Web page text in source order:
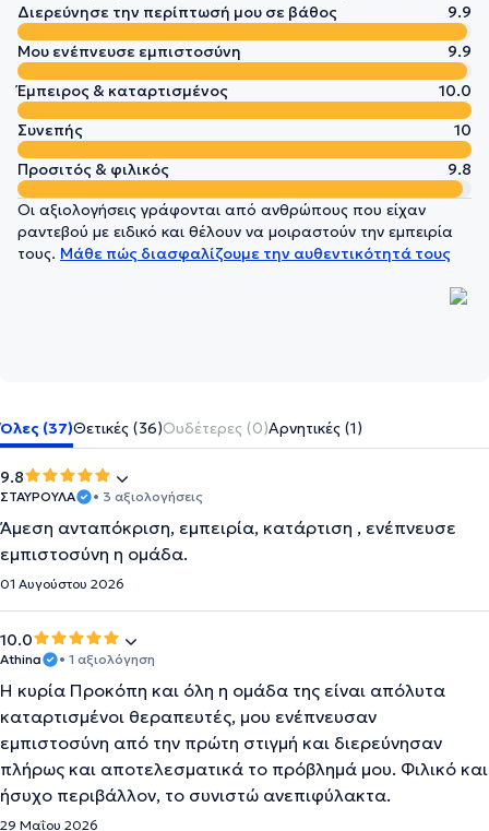
Διερεύνησε την περίπτωσή μου σε βάθος
9.9
Μου ενέπνευσε εμπιστοσύνη
9.9
Έμπειρος & καταρτισμένος
10.0
Συνεπής
10
Προσιτός & φιλικός
9.8
Οι αξιολογήσεις γράφονται από ανθρώπους που είχαν
ραντεβού με ειδικό και θέλουν να μοιραστούν την εμπειρία
τους. Μάθε πώς διασφαλίζουμε την αυθεντικότητά τους
Όλες (37)Θετικές (36)Ουδέτερες (0)Αρνητικές (1)
9.8
ΣΤΑΥΡΟΥΛΑ • 3 αξιολογήσεις
Άμεση ανταπόκριση, εμπειρία, κατάρτιση , ενέπνευσε
εμπιστοσύνη η ομάδα.
01 Αυγούστου 2026
10.0
Athina • 1 αξιολόγηση
Η κυρία Προκόπη και όλη η ομάδα της είναι απόλυτα
καταρτισμένοι θεραπευτές, μου ενέπνευσαν
εμπιστοσύνη από την πρώτη στιγμή και διερεύνησαν
πλήρως και αποτελεσματικά το πρόβλημά μου. Φιλικό και
ήσυχο περιβάλλον, το συνιστώ ανεπιφύλακτα.
29 Μαΐου 2026